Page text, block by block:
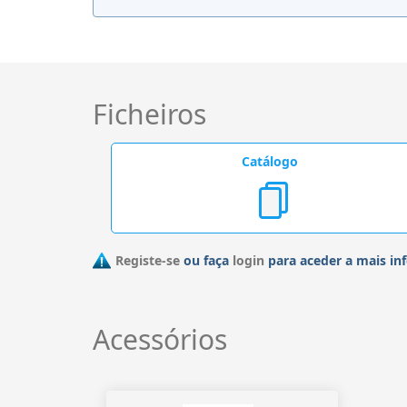
Ficheiros
Catálogo
Registe-se ou faça login para aceder a mais
Acessórios